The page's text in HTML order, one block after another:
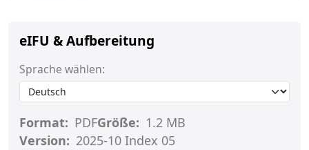
eIFU & Aufbereitung
Sprache wählen:
Format: PDFGröße: 1.2 MB
Version: 2025-10 Index 05